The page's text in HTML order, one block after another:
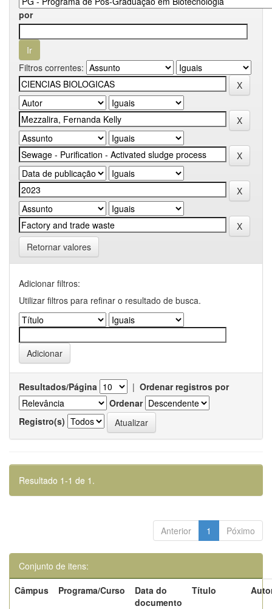
por
Filtros correntes:
Retornar valores
Adicionar filtros:
Utilizar filtros para refinar o resultado de busca.
Resultados/Página | Ordenar registros por
Ordenar
Registro(s)
Resultado 1-1 de 1.
Anterior 1 Póximo
Conjunto de itens:
Câmpus
Programa/Curso
Data do
documento
Título